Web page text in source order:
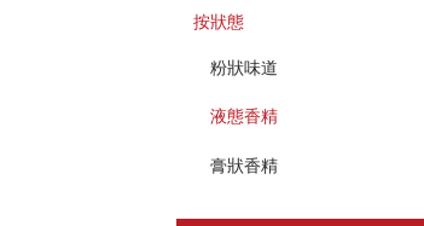
按狀態
粉狀味道
液態香精
膏狀香精